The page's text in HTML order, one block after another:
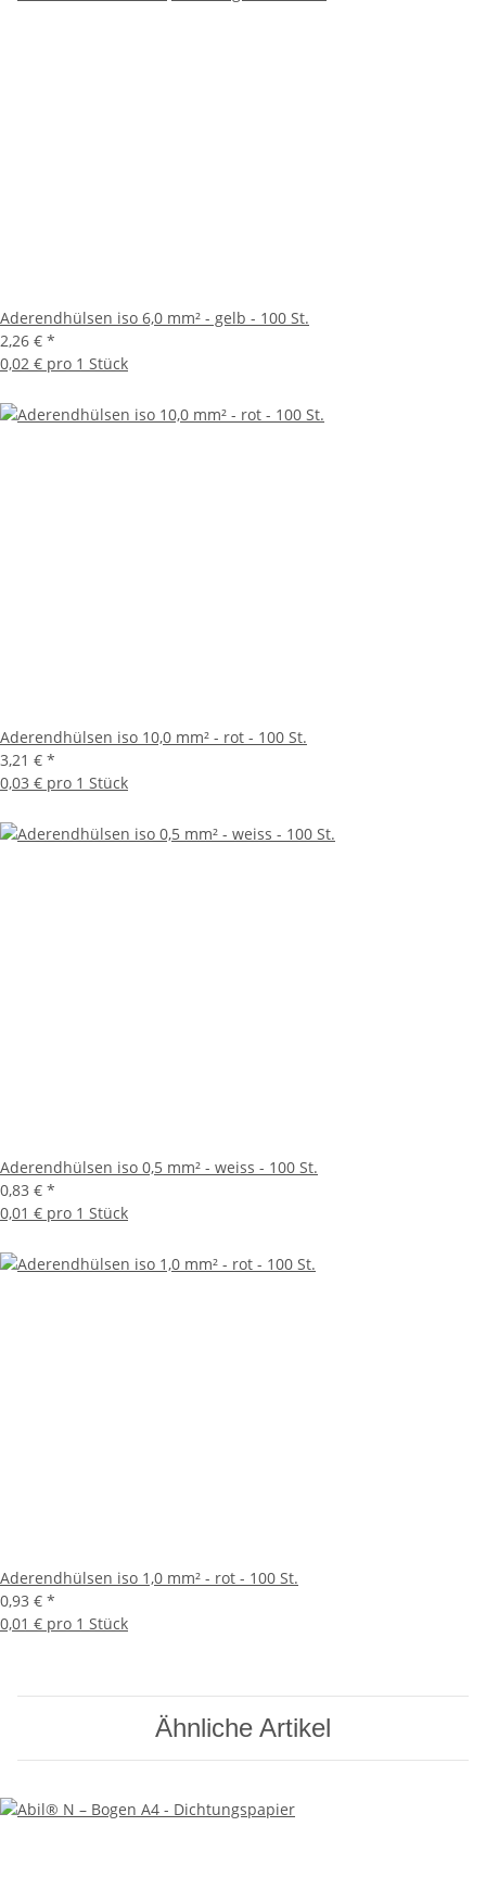
Aderendhülsen iso 6,0 mm² - gelb - 100 St.
2,26 € *
0,02 € pro 1 Stück
Aderendhülsen iso 10,0 mm² - rot - 100 St.
3,21 € *
0,03 € pro 1 Stück
Aderendhülsen iso 0,5 mm² - weiss - 100 St.
0,83 € *
0,01 € pro 1 Stück
Aderendhülsen iso 1,0 mm² - rot - 100 St.
0,93 € *
0,01 € pro 1 Stück
Ähnliche Artikel